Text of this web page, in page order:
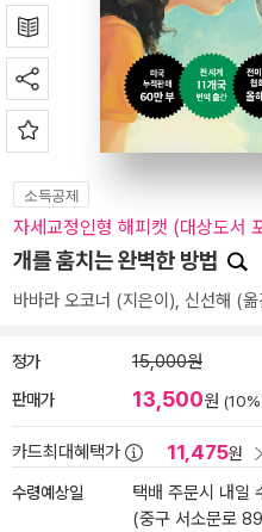
소득공제
자세교정인형 해피캣 (대상도서
개를 훔치는 완벽한 방법
바바라 오코너 (지은이), 신선해 (
정가 15,000원
판매가 13,500원
카드최대혜택가 11,475원
수령예상일
택배 주문시 내일
(중구 서소문로